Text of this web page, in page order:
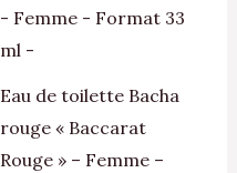
Eau de toilette Bacha
rouge « Baccarat
Rouge » – Femme –